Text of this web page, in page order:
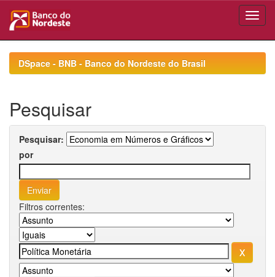
navigationDSpace - BNB - Banco do Nordeste do Brasil
Pesquisar
Pesquisar:
por
Filtros correntes: